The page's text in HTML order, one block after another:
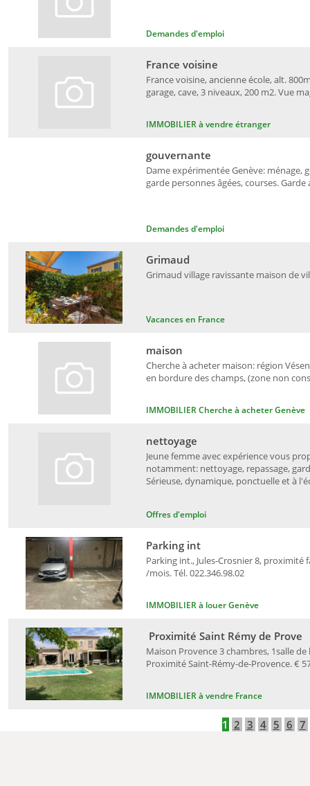
Demandes d'emploi
IMMOBILIER à vendre étranger
France voisine, ancienne école, alt.
garage, cave, 3 niveaux, 200 m2. Vue
France voisine
Demandes d'emploi
Dame expérimentée Genève:
garde personnes âgées, courses.
gouvernante
Vacances en France
Grimaud village ravissante maison de
Grimaud
IMMOBILIER Cherche à acheter Genève
Cherche à acheter maison: région
en bordure des champs, (zone non
maison
Offres d'emploi
Jeune femme avec expérience vous
notamment: nettoyage, repassage,
Sérieuse, dynamique, ponctuelle et à
nettoyage
IMMOBILIER à louer Genève
Parking int., Jules-Crosnier 8, proximité
/mois. Tél. 022.346.98.02
Parking int
IMMOBILIER à vendre France
Maison Provence 3 chambres, 1salle
Proximité Saint-Rémy-de-Provence. €
Proximité Saint Rémy de Prove
1 2 3 4 5 6 7